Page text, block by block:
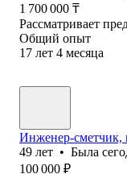
1 700 000 ₸
Рассматривает
Общий опыт
17 лет 4 месяца
Инженер-
49 лет • Была
100 000 ₽